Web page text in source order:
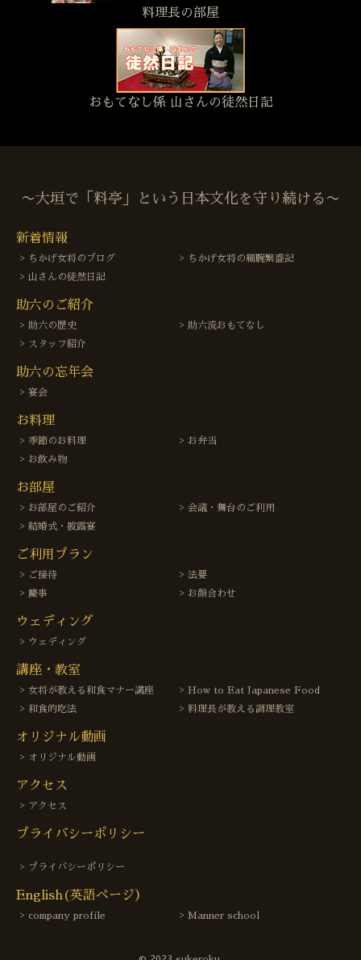
料理長の部屋
おもてなし係 山さんの徒然日記
〜大垣で「料亭」という日本文化を守り続ける〜
新着情報
ちかげ女将のブログ
ちかげ女将の細腕繁盛記
山さんの徒然日記
助六のご紹介
助六の歴史
助六流おもてなし
スタッフ紹介
助六の忘年会
宴会
お料理
季節のお料理
お弁当
お飲み物
お部屋
お部屋のご紹介
会議・舞台のご利用
結婚式・披露宴
ご利用プラン
ご接待
法要
慶事
お顔合わせ
ウェディング
ウェディング
講座・教室
女将が教える和食マナー講座
How to Eat Japanese Food
和食的吃法
料理長が教える調理教室
オリジナル動画
オリジナル動画
アクセス
アクセス
プライバシーポリシー
プライバシーポリシー
English(英語ページ）
company profile Manner school